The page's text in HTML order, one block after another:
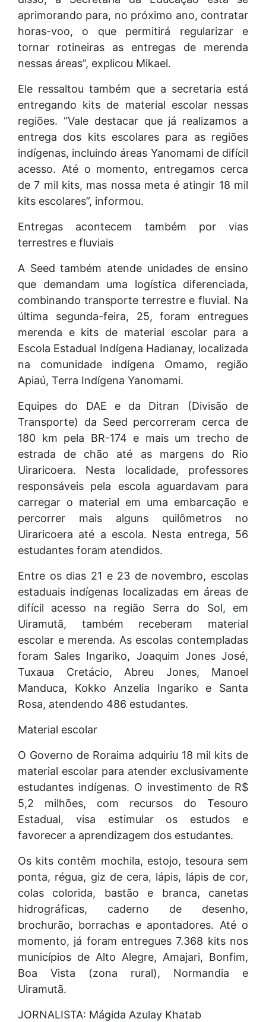
aprimorando para, no próximo ano, contratar
horas-voo, o que permitirá regularizar e
tornar rotineiras as entregas de merenda
nessas áreas”, explicou Mikael.
Ele ressaltou também que a secretaria está
entregando kits de material escolar nessas
regiões. “Vale destacar que já realizamos a
entrega dos kits escolares para as regiões
indígenas, incluindo áreas Yanomami de difícil
acesso. Até o momento, entregamos cerca
de 7 mil kits, mas nossa meta é atingir 18 mil
kits escolares”, informou.
Entregas acontecem também por vias
terrestres e fluviais
A Seed também atende unidades de ensino
que demandam uma logística diferenciada,
combinando transporte terrestre e fluvial. Na
última segunda-feira, 25, foram entregues
merenda e kits de material escolar para a
Escola Estadual Indígena Hadianay, localizada
na comunidade indígena Omamo, região
Apiaú, Terra Indígena Yanomami.
Equipes do DAE e da Ditran (Divisão de
Transporte) da Seed percorreram cerca de
180 km pela BR-174 e mais um trecho de
estrada de chão até as margens do Rio
Uiraricoera. Nesta localidade, professores
responsáveis pela escola aguardavam para
carregar o material em uma embarcação e
percorrer mais alguns quilômetros no
Uiraricoera até a escola. Nesta entrega, 56
estudantes foram atendidos.
Entre os dias 21 e 23 de novembro, escolas
estaduais indígenas localizadas em áreas de
difícil acesso na região Serra do Sol, em
Uiramutã, também receberam material
escolar e merenda. As escolas contempladas
foram Sales Ingariko, Joaquim Jones José,
Tuxaua Cretácio, Abreu Jones, Manoel
Manduca, Kokko Anzelia Ingariko e Santa
Rosa, atendendo 486 estudantes.
Material escolar
O Governo de Roraima adquiriu 18 mil kits de
material escolar para atender exclusivamente
estudantes indígenas. O investimento de R$
5,2 milhões, com recursos do Tesouro
Estadual, visa estimular os estudos e
favorecer a aprendizagem dos estudantes.
Os kits contêm mochila, estojo, tesoura sem
ponta, régua, giz de cera, lápis, lápis de cor,
colas colorida, bastão e branca, canetas
hidrográficas, caderno de desenho,
brochurão, borrachas e apontadores. Até o
momento, já foram entregues 7.368 kits nos
municípios de Alto Alegre, Amajari, Bonfim,
Boa Vista (zona rural), Normandia e
Uiramutã.
JORNALISTA: Mágida Azulay Khatab